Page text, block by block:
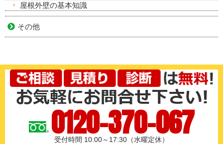
屋根外壁の基本知識
その他
0120-370-067
受付時間 10:00～17:30（水曜定休）